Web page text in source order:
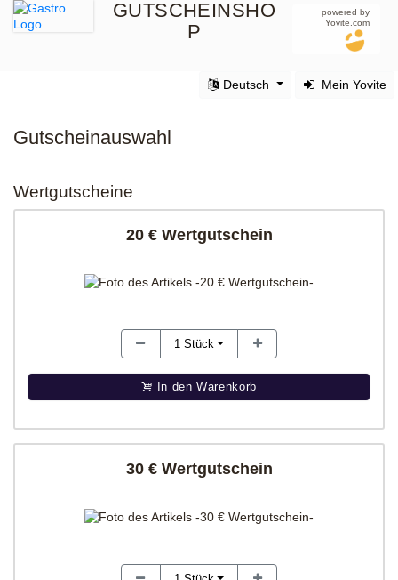
GUTSCHEINSHO
P
powered by
Yovite.com
Mein Yovite
Deutsch
Gutscheinauswahl
Wertgutscheine
20 € Wertgutschein
1 Stück
In den Warenkorb
30 € Wertgutschein